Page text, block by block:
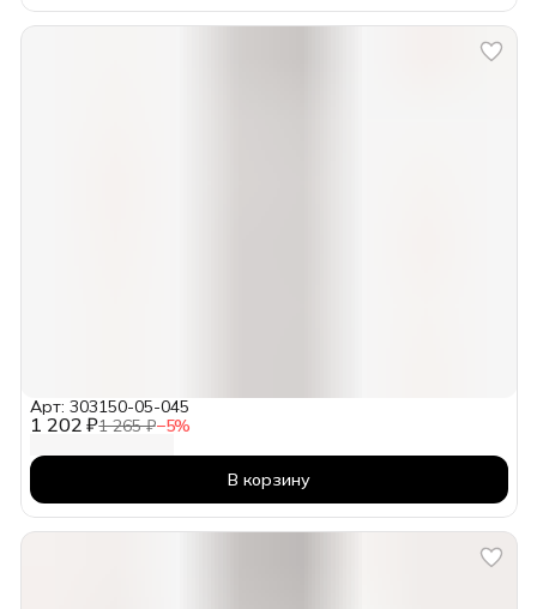
1 202 ₽1 265 ₽−5%
Арт: 303150-05-045
В корзину